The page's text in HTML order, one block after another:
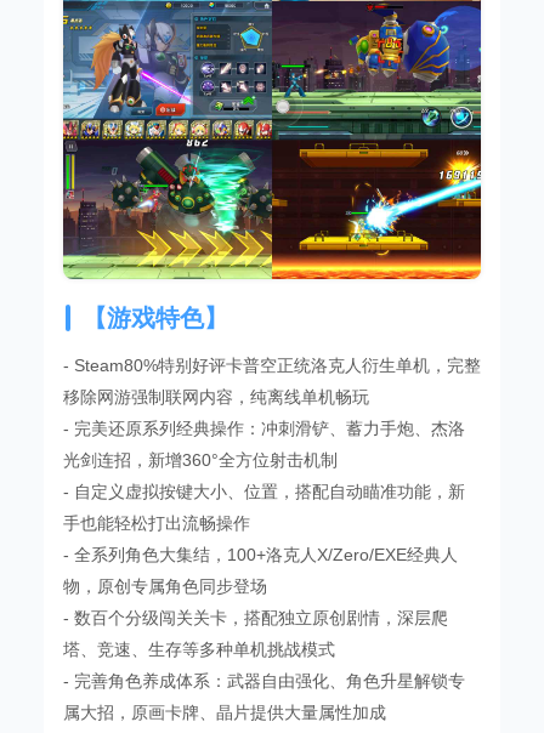
【游戏特色】
- Steam80%特别好评卡普空正统洛克人衍生单机，完整
移除网游强制联网内容，纯离线单机畅玩
- 完美还原系列经典操作：冲刺滑铲、蓄力手炮、杰洛
光剑连招，新增360°全方位射击机制
- 自定义虚拟按键大小、位置，搭配自动瞄准功能，新
手也能轻松打出流畅操作
- 全系列角色大集结，100+洛克人X/Zero/EXE经典人
物，原创专属角色同步登场
- 数百个分级闯关关卡，搭配独立原创剧情，深层爬
塔、竞速、生存等多种单机挑战模式
- 完善角色养成体系：武器自由强化、角色升星解锁专
属大招，原画卡牌、晶片提供大量属性加成